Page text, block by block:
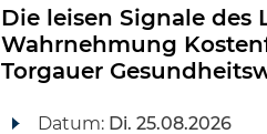
Die leisen Signale
Wahrnehmung
Torgauer
Datum: Di. 25.08.2026